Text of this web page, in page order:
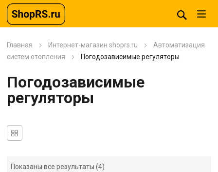
Главная Интернет-магазин shoprs.ru
Автоматизация
систем отопления
Погодозависимые регуляторы
Погодозависимые
регуляторы
Показаны все результаты (4)